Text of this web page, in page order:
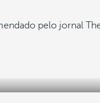
pelo jornal